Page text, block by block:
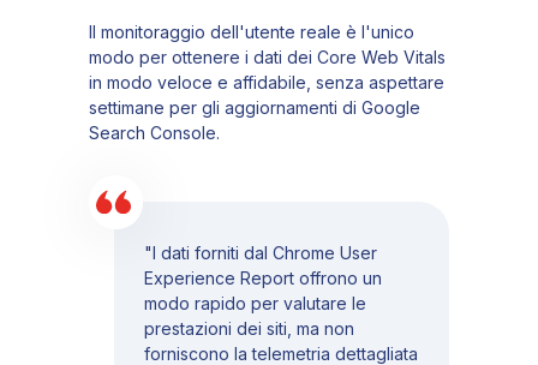
Il monitoraggio dell'utente reale è l'unico
modo per ottenere i dati dei Core Web Vitals
in modo veloce e affidabile, senza aspettare
settimane per gli aggiornamenti di Google
Search Console.
"I dati forniti dal Chrome User
Experience Report offrono un
modo rapido per valutare le
prestazioni dei siti, ma non
forniscono la telemetria dettagliata